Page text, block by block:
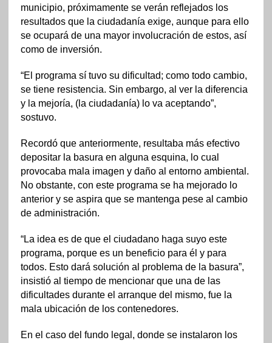
municipio, próximamente se verán reflejados los
resultados que la ciudadanía exige, aunque para ello
se ocupará de una mayor involucración de estos, así
como de inversión.
“El programa sí tuvo su dificultad; como todo cambio,
se tiene resistencia. Sin embargo, al ver la diferencia
y la mejoría, (la ciudadanía) lo va aceptando”,
sostuvo.
Recordó que anteriormente, resultaba más efectivo
depositar la basura en alguna esquina, lo cual
provocaba mala imagen y daño al entorno ambiental.
No obstante, con este programa se ha mejorado lo
anterior y se aspira que se mantenga pese al cambio
de administración.
“La idea es de que el ciudadano haga suyo este
programa, porque es un beneficio para él y para
todos. Esto dará solución al problema de la basura”,
insistió al tiempo de mencionar que una de las
dificultades durante el arranque del mismo, fue la
mala ubicación de los contenedores.
En el caso del fundo legal, donde se instalaron los